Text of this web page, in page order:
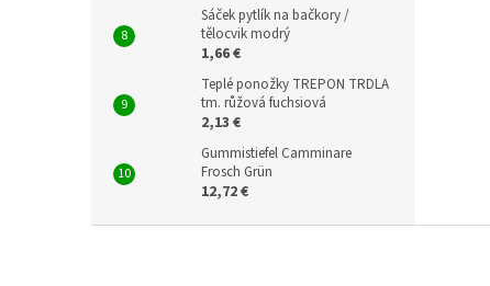
Sáček pytlík na bačkory /
tělocvik modrý
1,66 €
Teplé ponožky TREPON TRDLA
tm. růžová fuchsiová
2,13 €
Gummistiefel Camminare
Frosch Grün
12,72 €